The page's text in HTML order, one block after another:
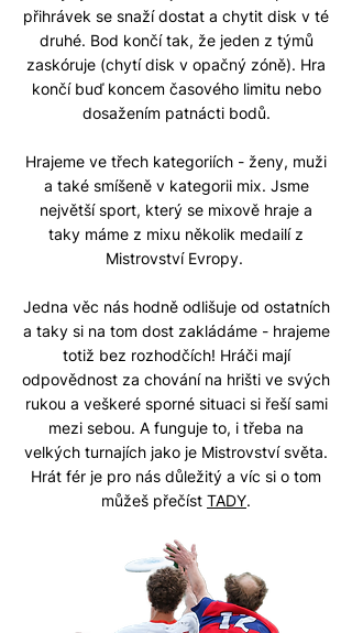
přihrávek se snaží dostat a chytit disk v té
druhé. Bod končí tak, že jeden z týmů
zaskóruje (chytí disk v opačný zóně). Hra
končí buď koncem časového limitu nebo
dosažením patnácti bodů.
Hrajeme ve třech kategoriích - ženy, muži
a také smíšeně v kategorii mix. Jsme
největší sport, který se mixově hraje a
taky máme z mixu několik medailí z
Mistrovství Evropy.
Jedna věc nás hodně odlišuje od ostatních
a taky si na tom dost zakládáme - hrajeme
totiž bez rozhodčích! Hráči mají
odpovědnost za chování na hrišti ve svých
rukou a veškeré sporné situaci si řeší sami
mezi sebou. A funguje to, i třeba na
velkých turnajích jako je Mistrovství světa.
Hrát fér je pro nás důležitý a víc si o tom
můžeš přečíst TADY.